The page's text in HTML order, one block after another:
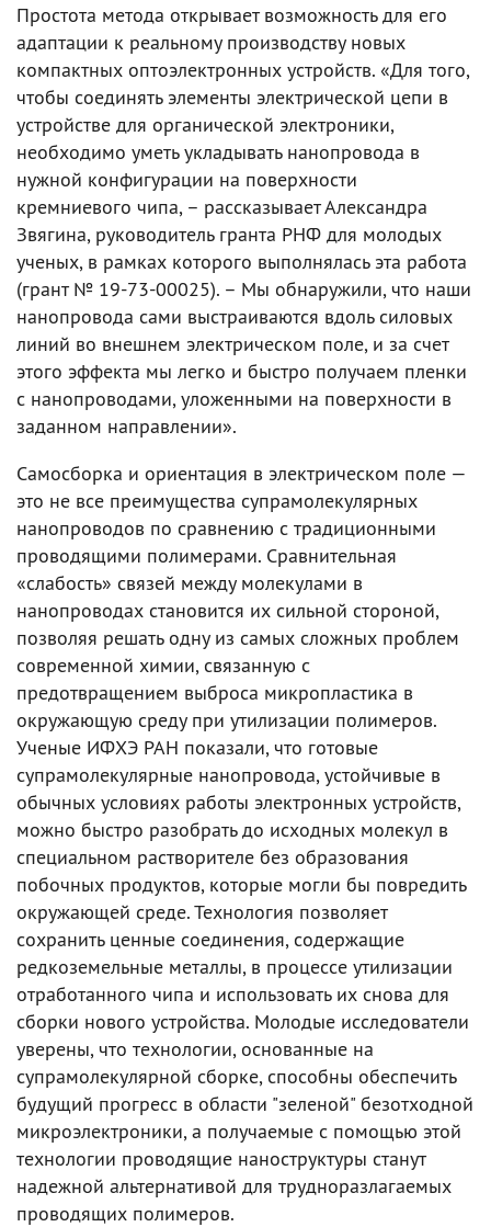
Простота метода открывает возможность для его
адаптации к реальному производству новых
компактных оптоэлектронных устройств. «Для того,
чтобы соединять элементы электрической цепи в
устройстве для органической электроники,
необходимо уметь укладывать нанопровода в
нужной конфигурации на поверхности
кремниевого чипа, – рассказывает Александра
Звягина, руководитель гранта РНФ для молодых
ученых, в рамках которого выполнялась эта работа
(грант № 19-73-00025). – Мы обнаружили, что наши
нанопровода сами выстраиваются вдоль силовых
линий во внешнем электрическом поле, и за счет
этого эффекта мы легко и быстро получаем пленки
с нанопроводами, уложенными на поверхности в
заданном направлении».
Самосборка и ориентация в электрическом поле —
это не все преимущества супрамолекулярных
нанопроводов по сравнению с традиционными
проводящими полимерами. Сравнительная
«слабость» связей между молекулами в
нанопроводах становится их сильной стороной,
позволяя решать одну из самых сложных проблем
современной химии, связанную с
предотвращением выброса микропластика в
окружающую среду при утилизации полимеров.
Ученые ИФХЭ РАН показали, что готовые
супрамолекулярные нанопровода, устойчивые в
обычных условиях работы электронных устройств,
можно быстро разобрать до исходных молекул в
специальном растворителе без образования
побочных продуктов, которые могли бы повредить
окружающей среде. Технология позволяет
сохранить ценные соединения, содержащие
редкоземельные металлы, в процессе утилизации
отработанного чипа и использовать их снова для
сборки нового устройства. Молодые исследователи
уверены, что технологии, основанные на
супрамолекулярной сборке, способны обеспечить
будущий прогресс в области "зеленой" безотходной
микроэлектроники, а получаемые с помощью этой
технологии проводящие наноструктуры станут
надежной альтернативой для трудноразлагаемых
проводящих полимеров.